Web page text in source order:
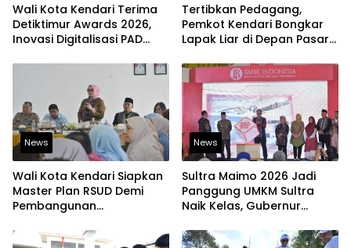
Wali Kota Kendari Terima
Detiktimur Awards 2026,
Inovasi Digitalisasi PAD
Tertibkan Pedagang,
Pemkot Kendari Bongkar
Lapak Liar di Depan Pasar
News
Wali Kota Kendari Siapkan
Master Plan RSUD Demi
Pembangunan
News
Sultra Maimo 2026 Jadi
Panggung UMKM Sultra
Naik Kelas, Gubernur
Tembus Pasar Ekspor